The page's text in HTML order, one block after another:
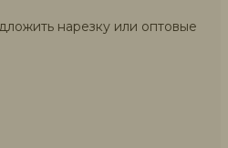
нарезку или оптовые